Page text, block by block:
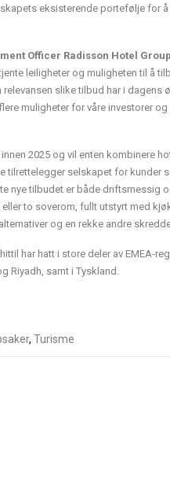
eksisterende portefølje for
Officer Radisson Hotel Group
leiligheter og muligheten til å
slike tilbud har i dagens
muligheter for våre investorer
2025 og vil enten kombinere
tilrettelegger selskapet for
nye tilbudet er både driftsmessig
to soverom, fullt utstyrt med
og en rekke andre
har hatt i store deler av EMEA-
Riyadh, samt i Tyskland.
, Turisme